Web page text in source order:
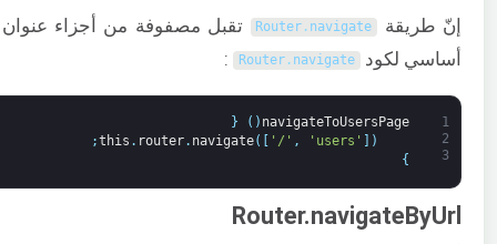
إنّ طريقة Router . navigate
أساسي لكود Router . navigate
:
1
2
3
navigateToUsersPage
(
)
{
this . router. navigate( '/' , 'users' )
;
}
Router.navigateByUrl